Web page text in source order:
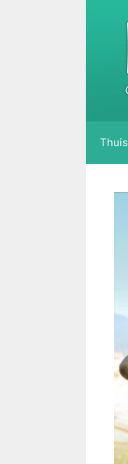
Thuis